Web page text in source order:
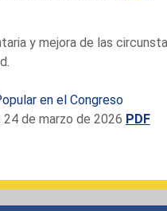
y mejora de las
en el Congreso
24 de marzo de 2026 PDF